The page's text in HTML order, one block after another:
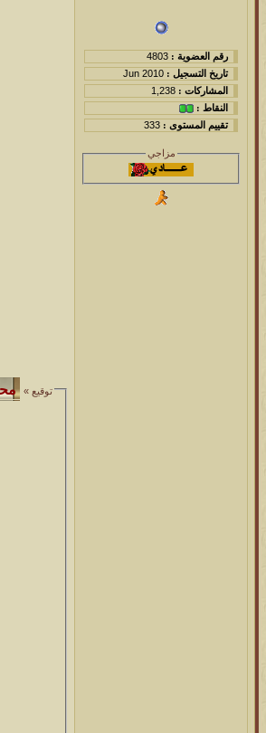
رقم العضوية : 4803
تاريخ التسجيل : Jun 2010
المشاركات : 1,238
النقاط :
تقييم المستوى : 333
مزاجي
توقيع »